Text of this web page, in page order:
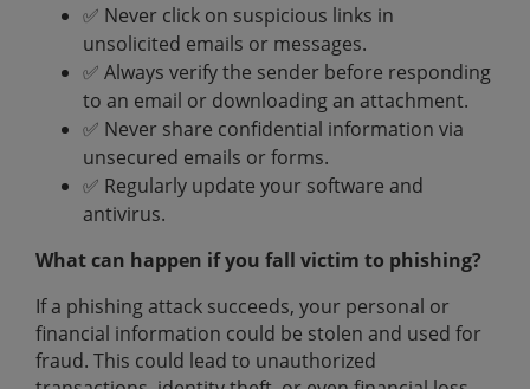
✅ Never click on suspicious links in
unsolicited emails or messages.
✅ Always verify the sender before responding
to an email or downloading an attachment.
✅ Never share confidential information via
unsecured emails or forms.
✅ Regularly update your software and
antivirus.
What can happen if you fall victim to phishing?
If a phishing attack succeeds, your personal or
financial information could be stolen and used for
fraud. This could lead to unauthorized